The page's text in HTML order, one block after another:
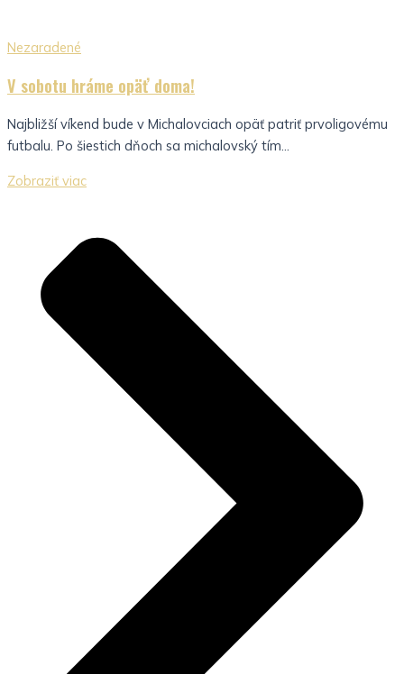
Nezaradené
V sobotu hráme opäť doma!
Najbližší víkend bude v Michalovciach opäť patriť prvoligovému
futbalu. Po šiestich dňoch sa michalovský tím...
Zobraziť viac